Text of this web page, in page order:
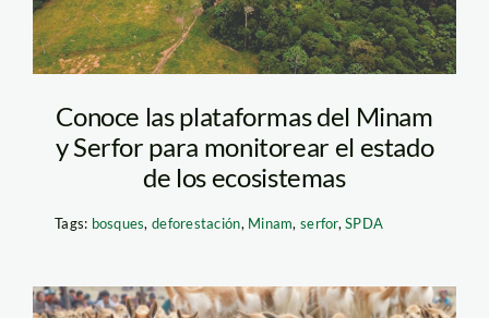
Conoce las plataformas del Minam
y Serfor para monitorear el estado
de los ecosistemas
Tags: bosques,deforestación, Minam, serfor,SPDA